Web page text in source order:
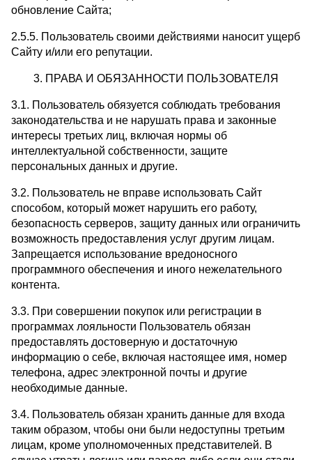
обновление Сайта;
2.5.5. Пользователь своими действиями наносит ущерб
Сайту и/или его репутации.
3. ПРАВА И ОБЯЗАННОСТИ ПОЛЬЗОВАТЕЛЯ
3.1. Пользователь обязуется соблюдать требования
законодательства и не нарушать права и законные
интересы третьих лиц, включая нормы об
интеллектуальной собственности, защите
персональных данных и другие.
3.2. Пользователь не вправе использовать Сайт
способом, который может нарушить его работу,
безопасность серверов, защиту данных или ограничить
возможность предоставления услуг другим лицам.
Запрещается использование вредоносного
программного обеспечения и иного нежелательного
контента.
3.3. При совершении покупок или регистрации в
программах лояльности Пользователь обязан
предоставлять достоверную и достаточную
информацию о себе, включая настоящее имя, номер
телефона, адрес электронной почты и другие
необходимые данные.
3.4. Пользователь обязан хранить данные для входа
таким образом, чтобы они были недоступны третьим
лицам, кроме уполномоченных представителей. В